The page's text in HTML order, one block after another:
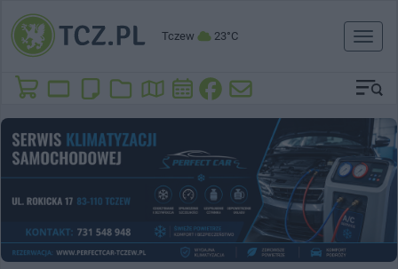
Tczew 23°C
Toggle